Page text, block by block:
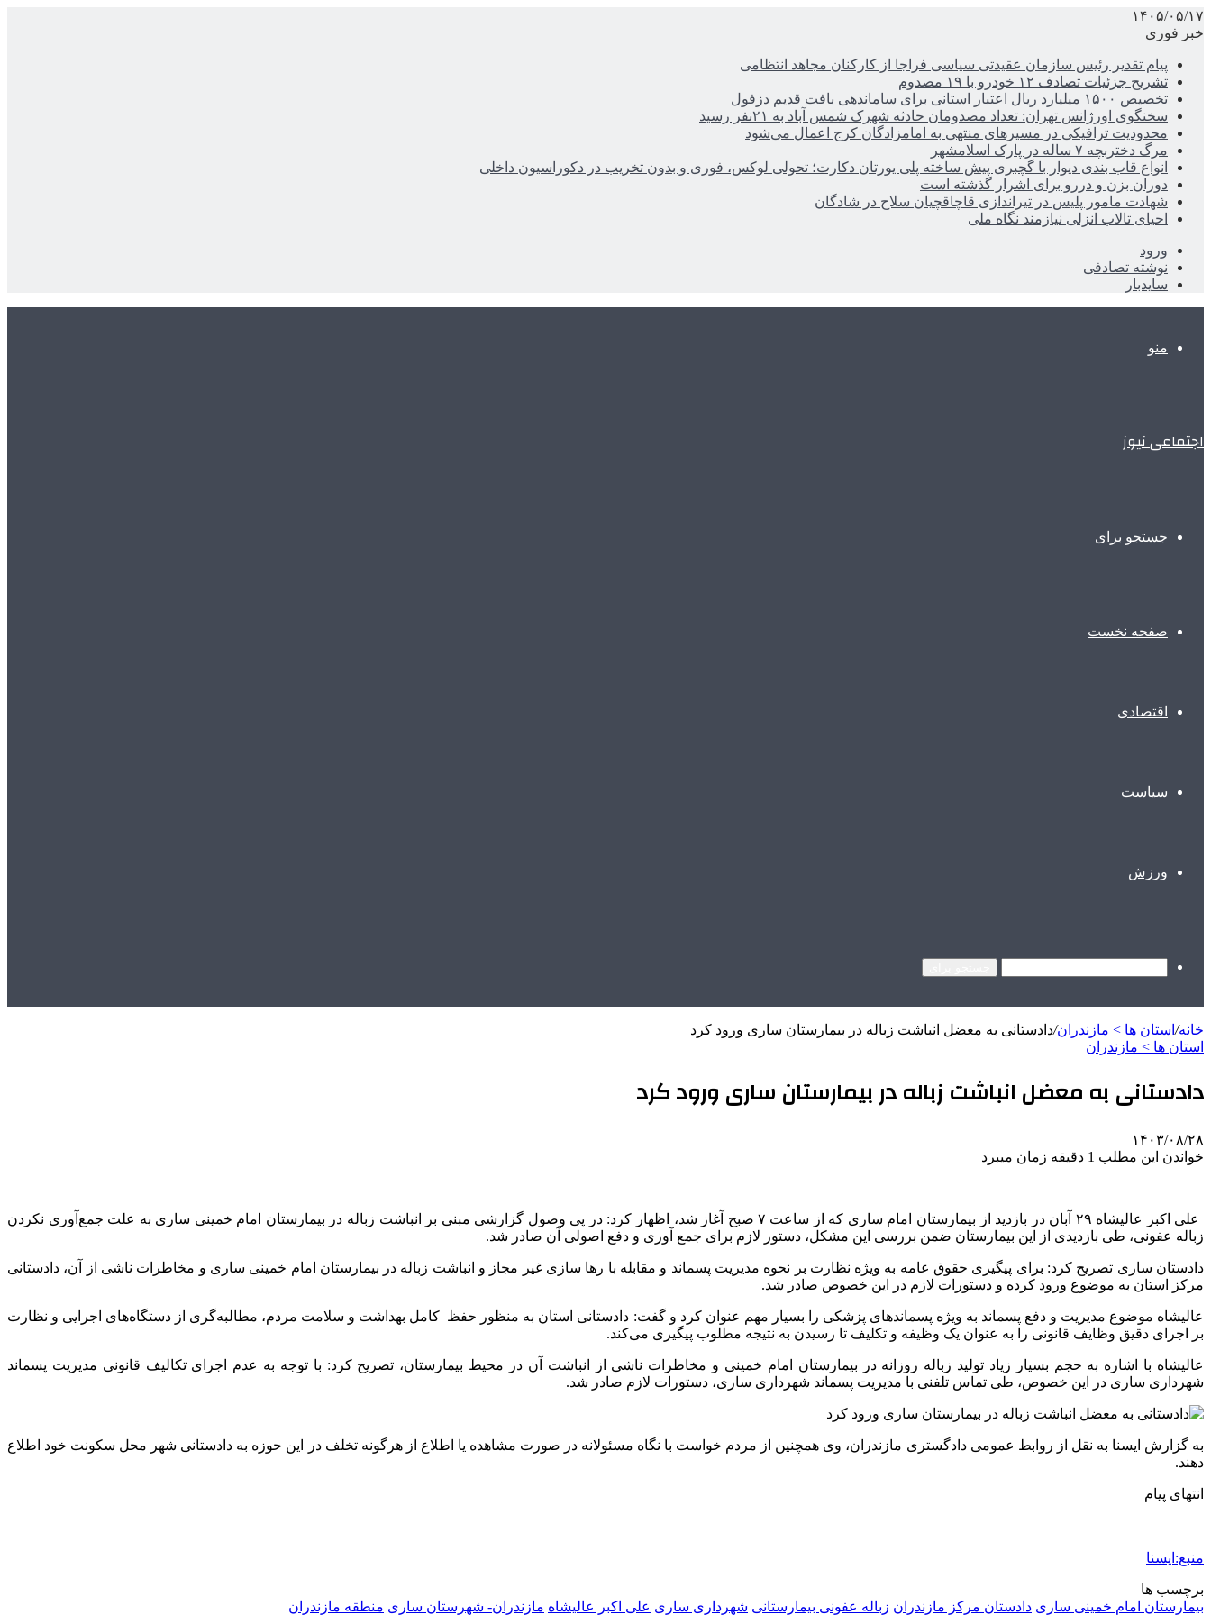
۱۴۰۵/۰۵/۱۷
خبر فوری
پیام تقدیر رئیس سازمان عقیدتی سیاسی فراجا از کارکنان مجاهد انتظامی
تشریح جزئیات تصادف ۱۲ خودرو با ۱۹ مصدوم
تخصیص ۱۵۰۰ میلیارد ریال اعتبار استانی برای ساماندهی بافت قدیم دزفول
سخنگوی اورژانس تهران: تعداد مصدومان حادثه شهرک شمس آباد به ۲۱نفر رسید
محدودیت ترافیکی در مسیرهای منتهی به امامزادگان کرج اعمال می‌شود
مرگ دختربچه ۷ ساله در پارک اسلامشهر
انواع قاب بندی دیوار با گچبری پیش ساخته پلی یورتان دکارت؛ تحولی لوکس، فوری و بدون تخریب در دکوراسیون داخلی
دوران بزن و دررو برای اشرار گذشته است
شهادت مامور پلیس در تیراندازی قاچاقچیان سلاح در شادگان
احیای تالاب انزلی نیازمند نگاه ملی
ورود
نوشته تصادفی
سایدبار
منو
اجتماعی نیوز
جستجو برای
صفحه نخست
اقتصادی
سیاست
ورزش
خانه/ استان ها > مازندران/دادستانی به معضل انباشت زباله در بیمارستان ساری ورود کرد
استان ها > مازندران
دادستانی به معضل انباشت زباله در بیمارستان ساری ورود کرد
۱۴۰۳/۰۸/۲۸
خواندن این مطلب 1 دقیقه زمان میبرد
علی اکبر عالیشاه ۲۹ آبان در بازدید از بیمارستان امام ساری که از ساعت ۷ صبح آغاز شد، اظهار کرد: در پی وصول گزارشی مبنی بر انباشت زباله در بیمارستان امام خمینی ساری به علت جمع‌آوری نکردن
زباله عفونی، طی بازدیدی از این بیمارستان ضمن بررسی این مشکل، دستور لازم برای جمع آوری و دفع اصولی آن صادر شد.
دادستان ساری تصریح کرد: برای پیگیری حقوق عامه به ویژه نظارت بر نحوه مدیریت پسماند و مقابله با رها سازی غیر مجاز و انباشت زباله در بیمارستان امام خمینی ساری و مخاطرات ناشی از آن، دادستانی
مرکز استان به موضوع ورود کرده و دستورات لازم در این خصوص صادر شد.
عالیشاه موضوع مدیریت و دفع پسماند به ویژه پسماندهای پزشکی را بسیار مهم عنوان کرد و گفت: دادستانی استان به منظور حفظ کامل بهداشت و سلامت مردم، مطالبه‌گری از دستگاه‌های اجرایی و نظارت
بر اجرای دقیق وظایف قانونی را به عنوان یک وظیفه و تکلیف تا رسیدن به نتیجه مطلوب پیگیری می‌کند.
عالیشاه با اشاره به حجم بسیار زیاد تولید زباله روزانه در بیمارستان امام خمینی و مخاطرات ناشی از انباشت آن در محیط بیمارستان، تصریح کرد: با توجه به عدم اجرای تکالیف قانونی مدیریت پسماند
شهرداری ساری در این خصوص، طی تماس تلفنی با مدیریت پسماند شهرداری ساری، دستورات لازم صادر شد.
به گزارش ایسنا به نقل از روابط عمومی دادگستری مازندران، وی همچنین از مردم خواست با نگاه مسئولانه در صورت مشاهده یا اطلاع از هرگونه تخلف در این حوزه به دادستانی شهر محل سکونت خود اطلاع
دهند.
انتهای پیام
منبع:ایسنا
برچسب ها
بیمارستان امام خمینی ساری دادستان مرکز مازندران زباله عفونی بیمارستانی شهرداری ساری علی اکبر عالیشاه مازندران- شهرستان ساری منطقه مازندران